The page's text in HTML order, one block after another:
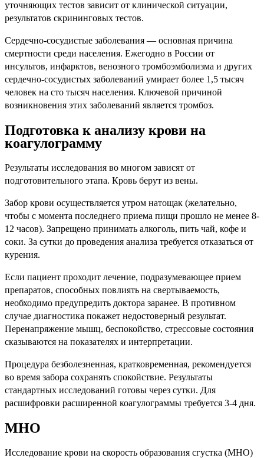
уточняющих тестов зависит от клинической ситуации,
результатов скрининговых тестов.
Сердечно-сосудистые заболевания — основная причина
смертности среди населения. Ежегодно в России от
инсультов, инфарктов, венозного тромбоэмболизма и других
сердечно-сосудистых заболеваний умирает более 1,5 тысяч
человек на сто тысяч населения. Ключевой причиной
возникновения этих заболеваний является тромбоз.
Подготовка к анализу крови на
коагулограмму
Результаты исследования во многом зависят от
подготовительного этапа. Кровь берут из вены.
Забор крови осуществляется утром натощак (желательно,
чтобы с момента последнего приема пищи прошло не менее 8-
12 часов). Запрещено принимать алкоголь, пить чай, кофе и
соки. За сутки до проведения анализа требуется отказаться от
курения.
Если пациент проходит лечение, подразумевающее прием
препаратов, способных повлиять на свертываемость,
необходимо предупредить доктора заранее. В противном
случае диагностика покажет недостоверный результат.
Перенапряжение мышц, беспокойство, стрессовые состояния
сказываются на показателях и интерпретации.
Процедура безболезненная, кратковременная, рекомендуется
во время забора сохранять спокойствие. Результаты
стандартных исследований готовы через сутки. Для
расшифровки расширенной коагулограммы требуется 3-4 дня.
МНО
Исследование крови на скорость образования сгустка (МНО)